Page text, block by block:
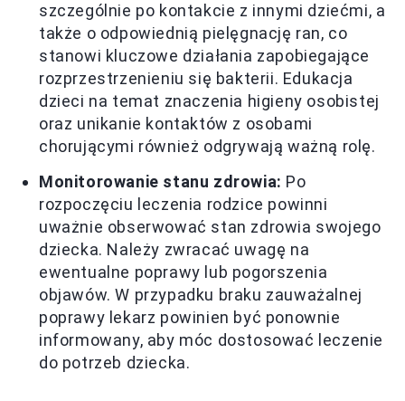
szczególnie po kontakcie z innymi dziećmi, a
także o odpowiednią pielęgnację ran, co
stanowi kluczowe działania zapobiegające
rozprzestrzenieniu się bakterii. Edukacja
dzieci na temat znaczenia higieny osobistej
oraz unikanie kontaktów z osobami
chorującymi również odgrywają ważną rolę.
Monitorowanie stanu zdrowia: Po
rozpoczęciu leczenia rodzice powinni
uważnie obserwować stan zdrowia swojego
dziecka. Należy zwracać uwagę na
ewentualne poprawy lub pogorszenia
objawów. W przypadku braku zauważalnej
poprawy lekarz powinien być ponownie
informowany, aby móc dostosować leczenie
do potrzeb dziecka.